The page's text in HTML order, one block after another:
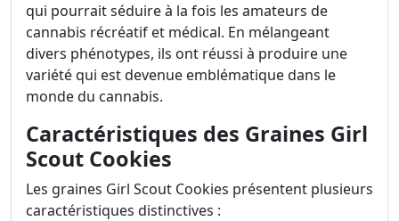
qui pourrait séduire à la fois les amateurs de
cannabis récréatif et médical. En mélangeant
divers phénotypes, ils ont réussi à produire une
variété qui est devenue emblématique dans le
monde du cannabis.
Caractéristiques des Graines Girl
Scout Cookies
Les graines Girl Scout Cookies présentent plusieurs
caractéristiques distinctives :